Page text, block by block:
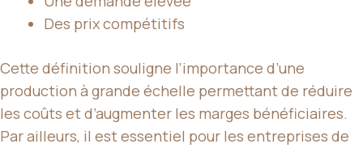
Des prix compétitifs
Cette définition souligne l’importance d’une
production à grande échelle permettant de réduire
les coûts et d’augmenter les marges bénéficiaires.
Par ailleurs, il est essentiel pour les entreprises de